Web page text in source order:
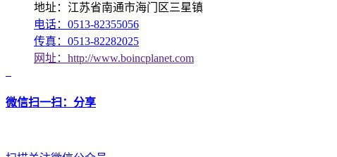
地址：江苏省南通市海门区三星镇
电话：0513-82355056
传真：0513-82282025
网址：http://www.boincplanet.com
微信扫一扫：分享